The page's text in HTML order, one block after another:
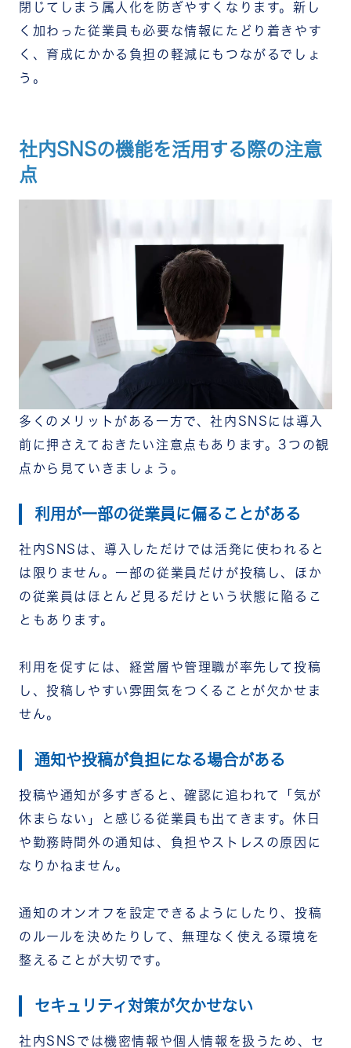
閉じてしまう属人化を防ぎやすくなります。 新し
く加わった従業員も必要な情報にたどり着きやす
く、育成にかかる負担の軽減にもつながるでしょ
う。
社内SNSの機能を活用する際の注意
点
多くのメリットがある一方で、社内SNSには導入
前に押さえておきたい注意点もあります。3つの観
点から見ていきましょう。
利用が一部の従業員に偏ることがある
社内SNSは、導入しただけでは活発に使われると
は限りません。一部の従業員だけが投稿し、ほか
の従業員はほとんど見るだけという状態に陥るこ
ともあります。
利用を促すには、経営層や管理職が率先して投稿
し、投稿しやすい雰囲気をつくることが欠かせま
せん。
通知や投稿が負担になる場合がある
投稿や通知が多すぎると、確認に追われて「気が
休まらない」と感じる従業員も出てきます。休日
や勤務時間外の通知は、負担やストレスの原因に
なりかねません。
通知のオンオフを設定できるようにしたり、投稿
のルールを決めたりして、無理なく使える環境を
整えることが大切です。
セキュリティ対策が欠かせない
社内SNSでは機密情報や個人情報を扱うため、セ